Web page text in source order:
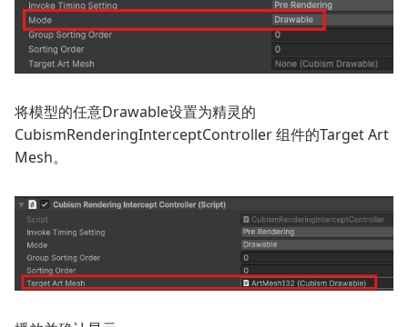
将模型的任意Drawable设置为精灵的
CubismRenderingInterceptController组件的Target Art
Mesh。